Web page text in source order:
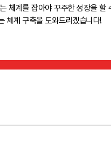
체계를 잡아야 꾸주한 성장을 할
체계 구축을 도와드리겠습니다!